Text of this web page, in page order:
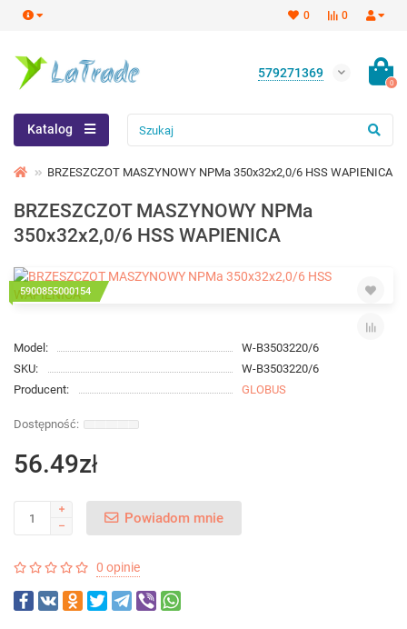
0
0
579271369
0
Katalog
BRZESZCZOT MASZYNOWY NPMa 350x32x2,0/6 HSS WAPIENICA
BRZESZCZOT MASZYNOWY NPMa
350x32x2,0/6 HSS WAPIENICA
5900855000154
Model:
W-B3503220/6
SKU:
W-B3503220/6
Producent:
GLOBUS
56.49zł
Powiadom mnie
0 opinie